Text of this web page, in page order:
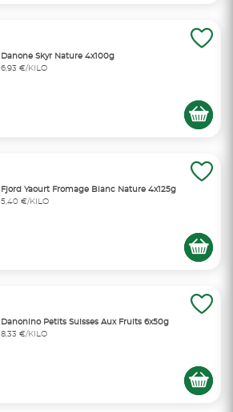
Danone Skyr Nature 4x100g
6,93 €/KILO
Fjord Yaourt Fromage Blanc Nature 4x125g
5,40 €/KILO
Danonino Petits Suisses Aux Fruits 6x50g
8,33 €/KILO